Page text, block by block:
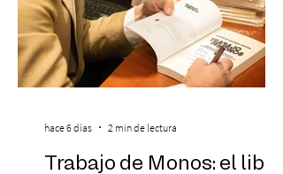
Trabajo de Monos: el libro
hace 6 días 2 min de lectura